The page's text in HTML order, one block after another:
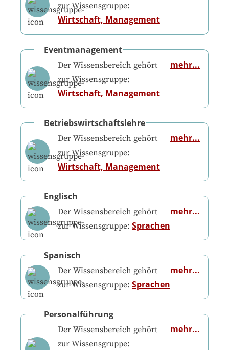
zur Wissensgruppe:
Wirtschaft, Management
Eventmanagement
Der Wissensbereich gehört
zur Wissensgruppe:
Wirtschaft, Management
mehr...
Betriebswirtschaftslehre
Der Wissensbereich gehört
zur Wissensgruppe:
Wirtschaft, Management
mehr...
Englisch
Der Wissensbereich gehört
zur Wissensgruppe: Sprachen
mehr...
Spanisch
Der Wissensbereich gehört
zur Wissensgruppe: Sprachen
mehr...
Personalführung
Der Wissensbereich gehört
zur Wissensgruppe:
mehr...